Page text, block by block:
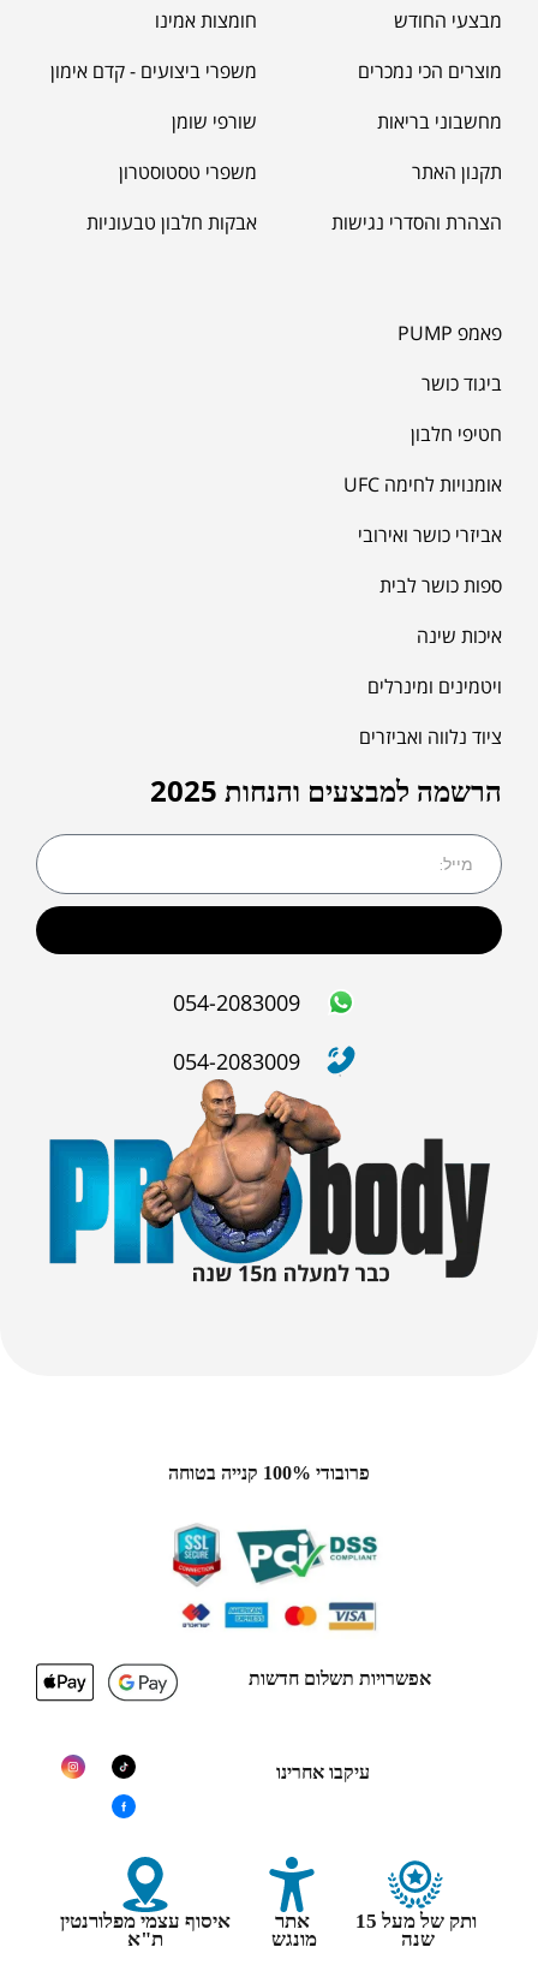
מבצעי החודש
מוצרים הכי נמכרים
מחשבוני בריאות
תקנון האתר
הצהרת והסדרי נגישות
חומצות אמינו
משפרי ביצועים - קדם אימון
שורפי שומן
משפרי טסטוסטרון
אבקות חלבון טבעוניות
פאמפ PUMP
ביגוד כושר
חטיפי חלבון
אומנויות לחימה UFC
אביזרי כושר ואירובי
ספות כושר לבית
איכות שינה
ויטמינים ומינרלים
ציוד נלווה ואביזרים
הרשמה למבצעים והנחות 2025
054-2083009
054-2083009
פרובודי 100% קנייה בטוחה
אפשרויות תשלום חדשות
עיקבו אחרינו
ותק של מעל 15
שנה
אתר
מונגש
איסוף עצמי מפלורנטין
ת"א